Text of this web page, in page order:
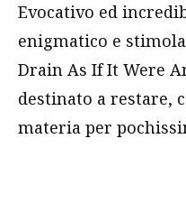
Evocativo ed
enigmatico e
Drain As If It Were
destinato a restare,
materia per